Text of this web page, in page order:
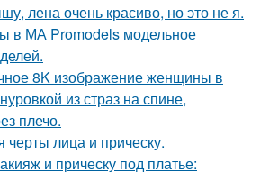
лена очень красиво, но это не я.
в МА Promodels модельное
8K изображение женщины в
из страз на спине,
плечо.
лица и прическу.
и прическу под платье: